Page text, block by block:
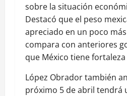
sobre la situación
Destacó que el peso
apreciado en un poco más
compara con anteriores
que México tiene
López Obrador también
próximo 5 de abril tendrá